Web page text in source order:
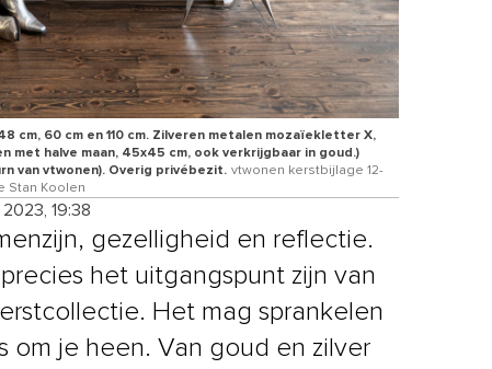
cm, 60 cm en 110 cm. Zilveren metalen mozaïekletter X,
met halve maan, 45x45 cm, ook verkrijgbaar in goud.)
van vtwonen). Overig privébezit. vtwonen kerstbijlage 12-
Stan Koolen
19:38
gezelligheid en reflectie.
het uitgangspunt zijn van
Het mag sprankelen
om je heen. Van goud en zilver